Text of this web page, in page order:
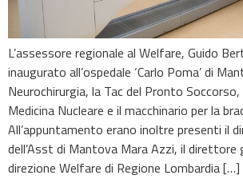
L’assessore regionale al Welfare, Guido
inaugurato all’ospedale ‘Carlo Poma’ di
Neurochirurgia, la Tac del Pronto
Medicina Nucleare e il macchinario per la
All’appuntamento erano inoltre presenti il
dell’Asst di Mantova Mara Azzi, il direttore
direzione Welfare di Regione Lombardia […]